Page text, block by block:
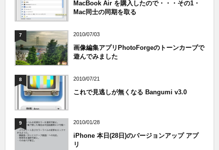
MacBook Air を購入したので・・・その1・
Mac同士の同期を取る
7 2010/07/03
画像編集アプリPhotoForgeのトーンカーブで
遊んでみました
8 2010/07/21
これで見逃しが無くなる Bangumi v3.0
9 2010/01/28
iPhone 本日(28日)のバージョンアップ アプ
リ